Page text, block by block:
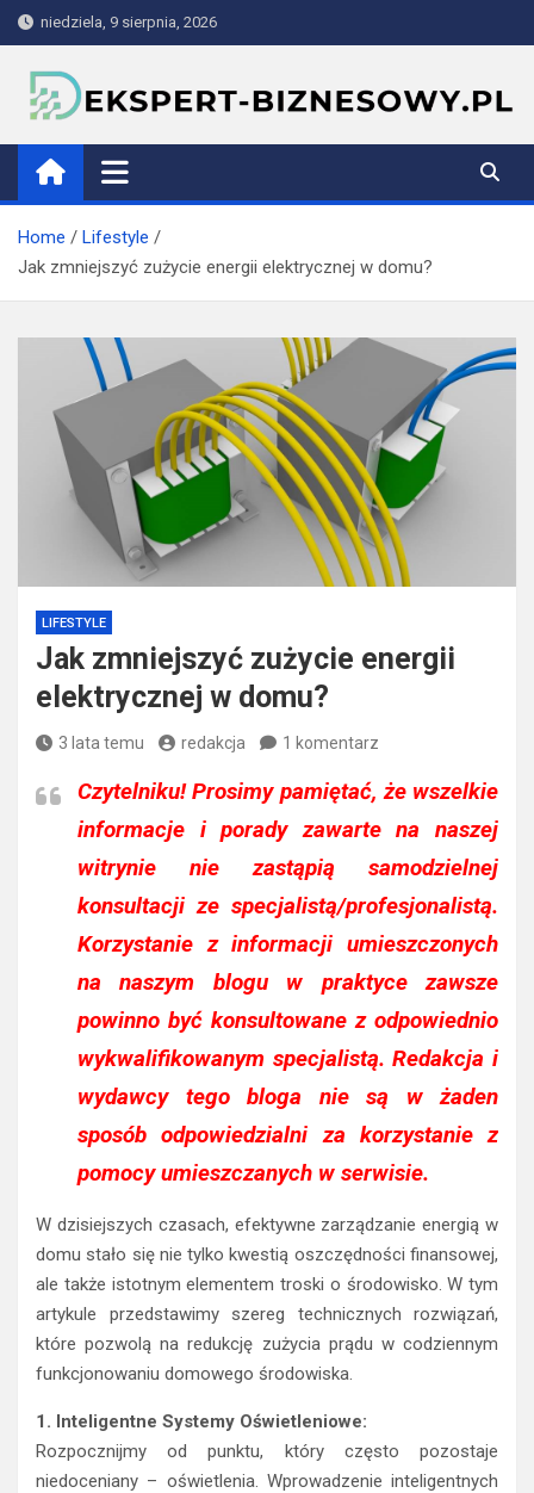
Skip
to
content
niedziela, 9 sierpnia, 2026
ekspert-biznesowy.pl
Home
Lifestyle
Jak zmniejszyć zużycie energii elektrycznej w domu?
LIFESTYLE
Jak zmniejszyć zużycie energii
elektrycznej w domu?
3 lata temu redakcja 1 komentarz
Czytelniku!Prosimy pamiętać, że wszelkie
informacje i porady zawarte na naszej
witrynie nie zastąpią samodzielnej
konsultacji ze specjalistą/profesjonalistą.
Korzystanie z informacji umieszczonych
na naszym blogu w praktyce zawsze
powinno być konsultowane z odpowiednio
wykwalifikowanym specjalistą. Redakcja i
wydawcy tego bloga nie są w żaden
sposób odpowiedzialni za korzystanie z
pomocy umieszczanych w serwisie.
W dzisiejszych czasach, efektywne zarządzanie energią w
domu stało się nie tylko kwestią oszczędności finansowej,
ale także istotnym elementem troski o środowisko. W tym
artykule przedstawimy szereg technicznych rozwiązań,
które pozwolą na redukcję zużycia prądu w codziennym
funkcjonowaniu domowego środowiska.
1. Inteligentne Systemy Oświetleniowe:
Rozpocznijmy od punktu, który często pozostaje
niedoceniany – oświetlenia. Wprowadzenie inteligentnych